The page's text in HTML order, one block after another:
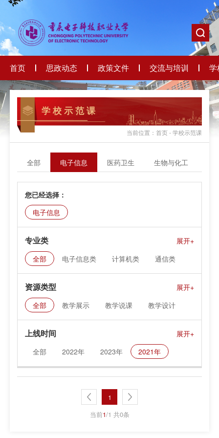
首页 思政动态 政策文件 交流与培训 学
学 校 示 范 课
当前位置：首页 - 学校示范课
全部 电子信息 医药卫生 生物与化工
您已经选择：
电子信息
专业类
全部 电子信息类 计算机类
通信类
资源类型
全部 教学展示 教学说课
教学设计
上线时间
全部 2022年 2023年 2021年
1
当前1/1 共0条